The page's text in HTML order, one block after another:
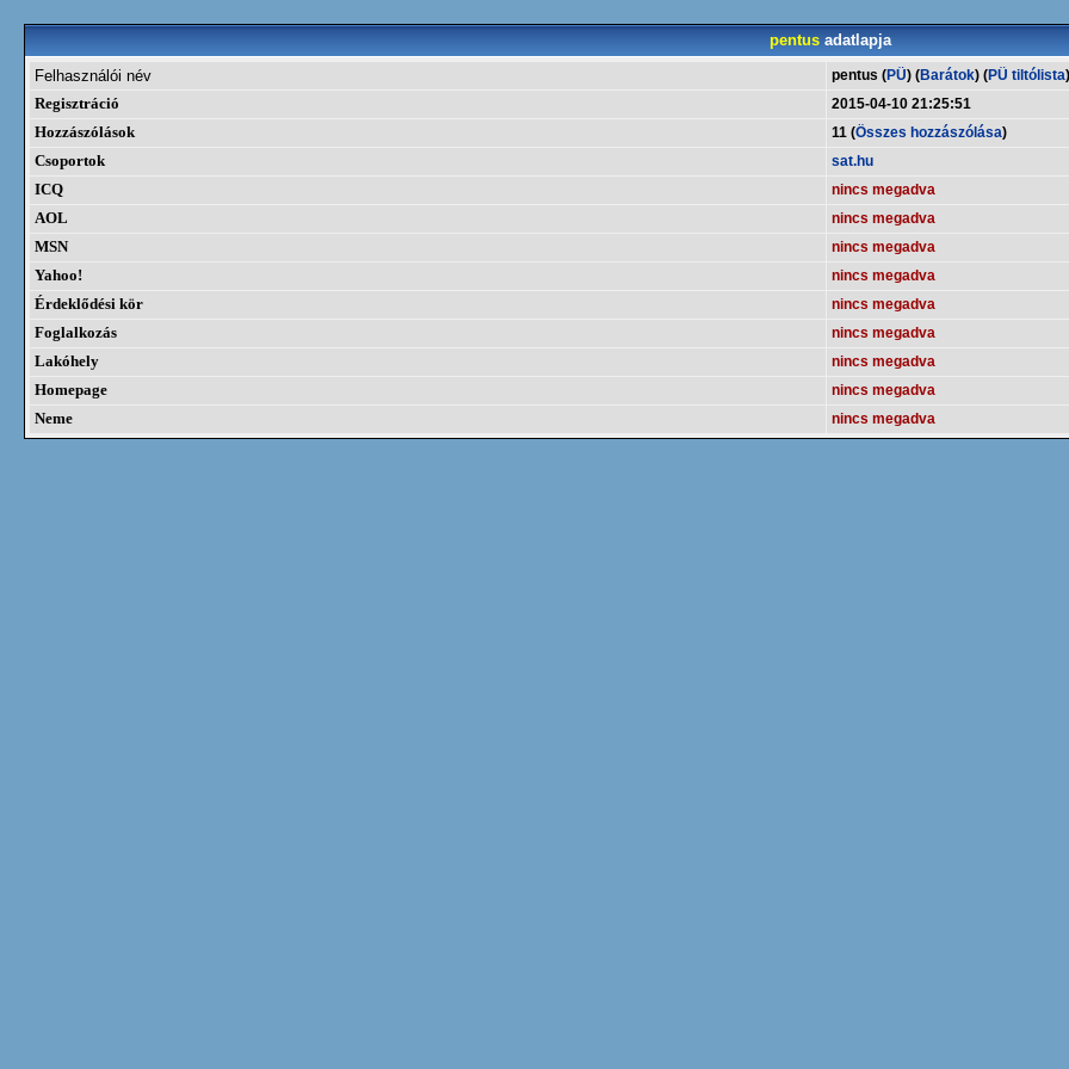
pentus adatlapja
Felhasználói név
pentus (PÜ) (Barátok) (PÜ tiltólista)
Regisztráció
2015-04-10 21:25:51
Hozzászólások
11 (Összes hozzászólása)
Csoportok
sat.hu
ICQ
nincs megadva
AOL
nincs megadva
MSN
nincs megadva
Yahoo!
nincs megadva
Érdeklődési kör
nincs megadva
Foglalkozás
nincs megadva
Lakóhely
nincs megadva
Homepage
nincs megadva
Neme
nincs megadva